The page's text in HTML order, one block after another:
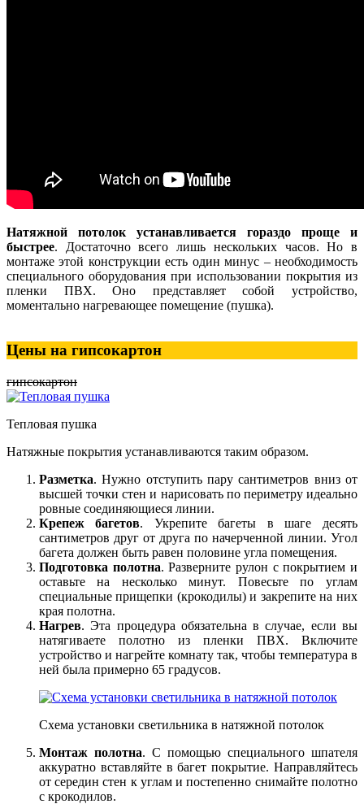
Натяжной потолок устанавливается гораздо проще и
быстрее. Достаточно всего лишь нескольких часов. Но в
монтаже этой конструкции есть один минус – необходимость
специального оборудования при использовании покрытия из
пленки ПВХ. Оно представляет собой устройство,
моментально нагревающее помещение (пушка).
Цены на гипсокартон
гипсокартон
Тепловая пушка
Натяжные покрытия устанавливаются таким образом.
Разметка. Нужно отступить пару сантиметров вниз от
высшей точки стен и нарисовать по периметру идеально
ровные соединяющиеся линии.
Крепеж багетов. Укрепите багеты в шаге десять
сантиметров друг от друга по начерченной линии. Угол
багета должен быть равен половине угла помещения.
Подготовка полотна. Разверните рулон с покрытием и
оставьте на несколько минут. Повесьте по углам
специальные прищепки (крокодилы) и закрепите на них
края полотна.
Нагрев. Эта процедура обязательна в случае, если вы
натягиваете полотно из пленки ПВХ. Включите
устройство и нагрейте комнату так, чтобы температура в
ней была примерно 65 градусов.
Схема установки светильника в натяжной потолок
Монтаж полотна. С помощью специального шпателя
аккуратно вставляйте в багет покрытие. Направляйтесь
от середин стен к углам и постепенно снимайте полотно
с крокодилов.